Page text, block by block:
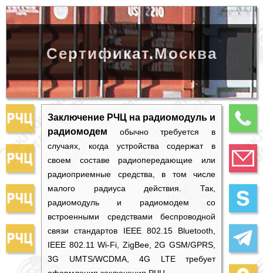
Сертификат.Москва
Заключение РЧЦ на радиомодуль и
радиомодем обычно требуется в
случаях, когда устройства содержат в
своем составе радиопередающие или
радиоприемные средства, в том числе
малого радиуса действия. Так,
радиомодуль и радиомодем со
встроенными средствами беспроводной
связи стандартов IEEE 802.15 Bluetooth,
IEEE 802.11 Wi-Fi, ZigBee, 2G GSM/GPRS,
3G UMTS/WCDMA, 4G LTE требует